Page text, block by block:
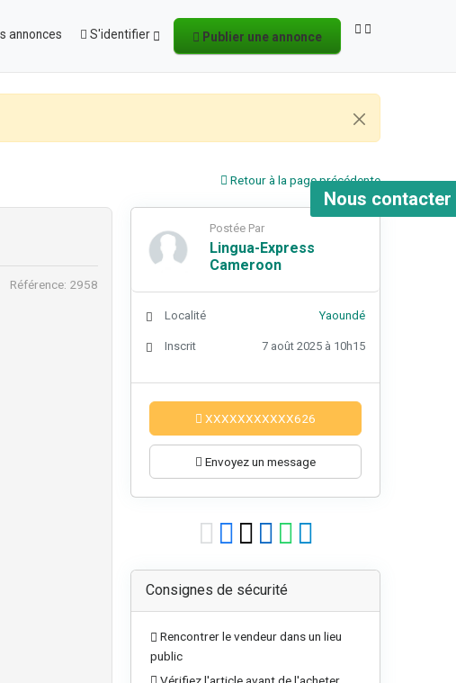
annonces S'identifier Publier une annonce
Retour à la page précédente
Référence: 2958
Nous contacter
Postée Par
Lingua-Express
Cameroon
Localité Yaoundé
Inscrit 7 août 2025 à 10h15
XXXXXXXXXXX626
Envoyez un message
Consignes de sécurité
Rencontrer le vendeur dans un lieu
public
Vérifiez l'article avant de l'acheter